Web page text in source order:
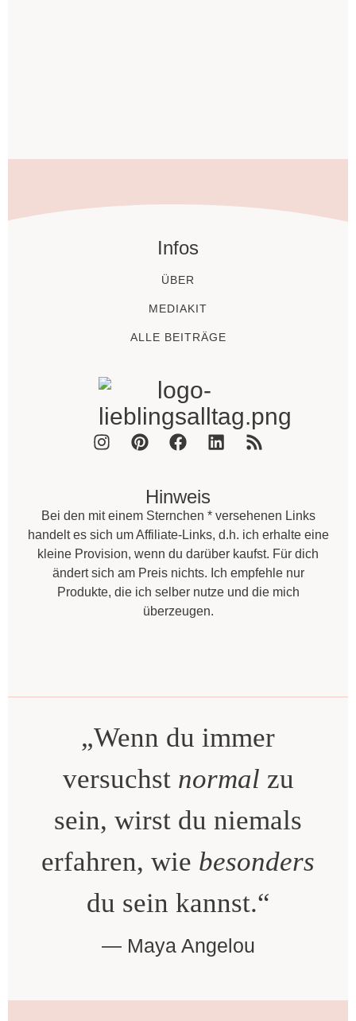
Infos
ÜBER
MEDIAKIT
ALLE BEITRÄGE
Hinweis
Bei den mit einem Sternchen * versehenen Links
handelt es sich um Affiliate-Links, d.h. ich erhalte eine
kleine Provision, wenn du darüber kaufst. Für dich
ändert sich am Preis nichts. Ich empfehle nur
Produkte, die ich selber nutze und die mich
überzeugen.
„Wenn du immer
versuchst normal zu
sein, wirst du niemals
erfahren, wie besonders
du sein kannst.“
Maya Angelou